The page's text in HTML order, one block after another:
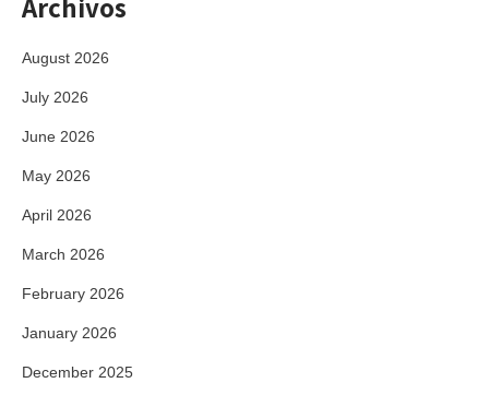
August 2026
July 2026
June 2026
May 2026
April 2026
March 2026
February 2026
January 2026
December 2025